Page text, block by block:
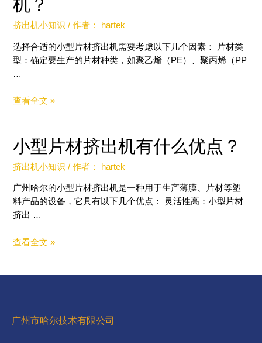
机？
挤出机小知识 / 作者： hartek
选择合适的小型片材挤出机需要考虑以下几个因素： 片材类
型：确定要生产的片材种类，如聚乙烯（PE）、聚丙烯（PP
…
查看全文 »
小型片材挤出机有什么优点？
挤出机小知识 / 作者： hartek
广州哈尔的小型片材挤出机是一种用于生产薄膜、片材等塑
料产品的设备，它具有以下几个优点： 灵活性高：小型片材
挤出 …
查看全文 »
广州市哈尔技术有限公司